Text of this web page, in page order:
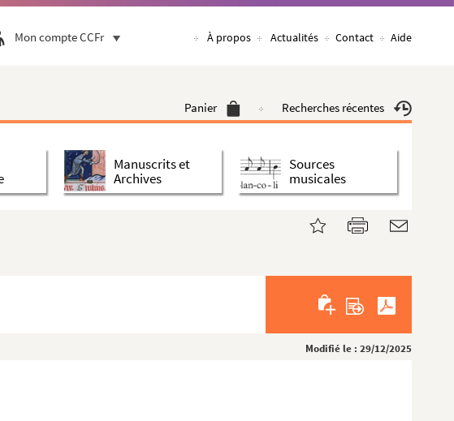
Mon compte CCFr À propos Actualités Contact Aide
Panier Recherches récentes
Manuscrits et
Archives
Sources
musicales
Modifié le : 29/12/2025